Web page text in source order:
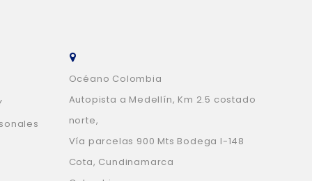
Océano Colombia
Autopista a Medellín, Km 2.5 costado
norte,
Vía parcelas 900 Mts Bodega I-148
Cota, Cundinamarca